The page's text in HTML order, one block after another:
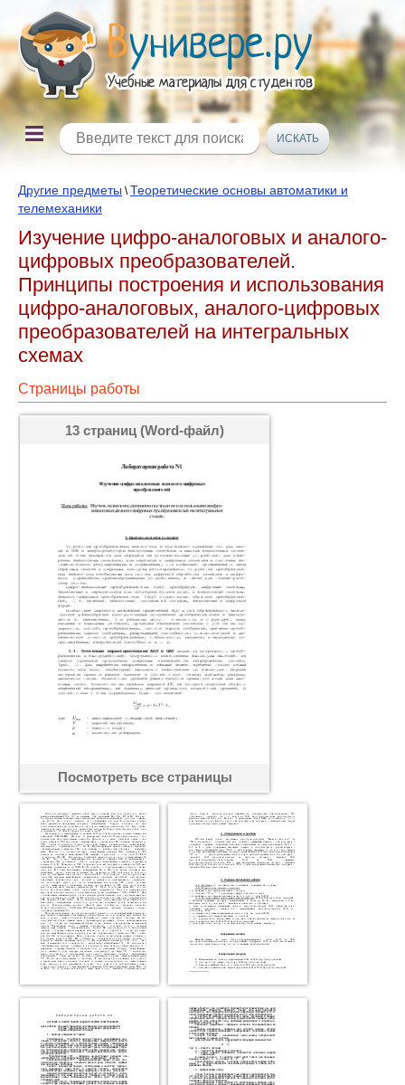
Другие предметы \Теоретические основы автоматики и
телемеханики
Изучение цифро-аналоговых и аналого-
цифровых преобразователей.
Принципы построения и использования
цифро-аналоговых, аналого-цифровых
преобразователей на интегральных
схемах
Страницы работы
13 страниц (Word-файл)
Посмотреть все страницы